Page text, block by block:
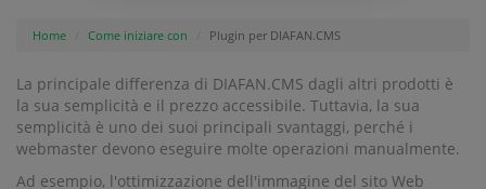
Home Come iniziare con Plugin per DIAFAN.CMS
La principale differenza di DIAFAN.CMS dagli altri prodotti è
la sua semplicità e il prezzo accessibile. Tuttavia, la sua
semplicità è uno dei suoi principali svantaggi, perché i
webmaster devono eseguire molte operazioni manualmente.
Ad esempio, l'ottimizzazione dell'immagine del sito Web